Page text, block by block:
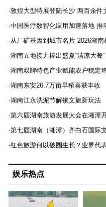
·敦煌大型特展登陆长沙 两百余
·中国医疗数智化应用加速落地
·从厂矿基因到城市名片 2026湖
·湖南五地接力捧出盛夏“清凉大
·湖南双牌特色产业赋能农户稳定
·湖南东安26.7万亩早稻喜获丰收
·湖南江永洗泥节解锁文旅新玩法
·第六届湖南旅游发展大会在湘潭
·第七届湖南（湘潭）齐白石国际
·红色旅游何以破圈生长？业界代
娱乐热点